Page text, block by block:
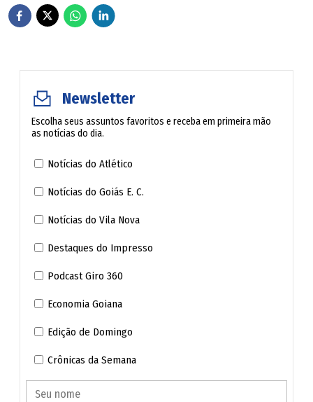
Newsletter
Escolha seus assuntos favoritos e receba em primeira mão
as notícias do dia.
Notícias do Atlético
Notícias do Goiás E. C.
Notícias do Vila Nova
Destaques do Impresso
Podcast Giro 360
Economia Goiana
Edição de Domingo
Crônicas da Semana